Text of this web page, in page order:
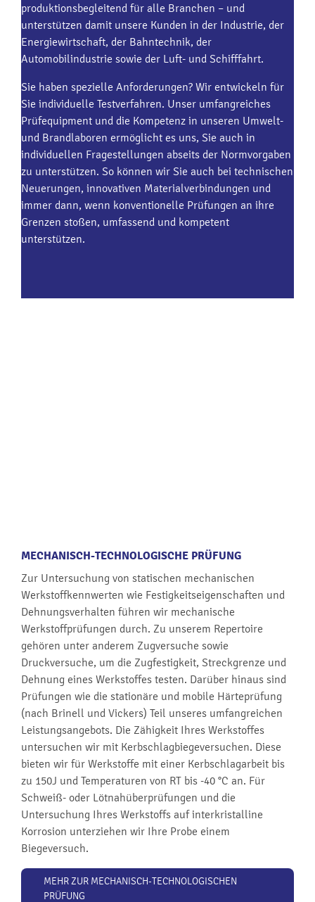
produktionsbegleitend für alle Branchen – und
unterstützen damit unsere Kunden in der Industrie, der
Energiewirtschaft, der Bahntechnik, der
Automobilindustrie sowie der Luft- und Schifffahrt.
Sie haben spezielle Anforderungen? Wir entwickeln für
Sie individuelle Testverfahren. Unser umfangreiches
Prüfequipment und die Kompetenz in unseren Umwelt-
und Brandlaboren ermöglicht es uns, Sie auch in
individuellen Fragestellungen abseits der Normvorgaben
zu unterstützen. So können wir Sie auch bei technischen
Neuerungen, innovativen Materialverbindungen und
immer dann, wenn konventionelle Prüfungen an ihre
Grenzen stoßen, umfassend und kompetent
unterstützen.
MECHANISCH-TECHNOLOGISCHE PRÜFUNG
Zur Untersuchung von statischen mechanischen
Werkstoffkennwerten wie Festigkeitseigenschaften und
Dehnungsverhalten führen wir mechanische
Werkstoffprüfungen durch. Zu unserem Repertoire
gehören unter anderem Zugversuche sowie
Druckversuche, um die Zugfestigkeit, Streckgrenze und
Dehnung eines Werkstoffes testen. Darüber hinaus sind
Prüfungen wie die stationäre und mobile Härteprüfung
(nach Brinell und Vickers) Teil unseres umfangreichen
Leistungsangebots. Die Zähigkeit Ihres Werkstoffes
untersuchen wir mit Kerbschlagbiegeversuchen. Diese
bieten wir für Werkstoffe mit einer Kerbschlagarbeit bis
zu 150J und Temperaturen von RT bis -40 °C an. Für
Schweiß- oder Lötnahüberprüfungen und die
Untersuchung Ihres Werkstoffs auf interkristalline
Korrosion unterziehen wir Ihre Probe einem
Biegeversuch.
MEHR ZUR MECHANISCH-TECHNOLOGISCHEN
PRÜFUNG